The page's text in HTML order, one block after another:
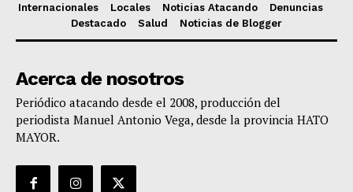
Internacionales
Locales Noticias Atacando
Denuncias
Destacado
Salud Noticias de Blogger
Acerca de nosotros
Periódico atacando desde el 2008, producción del
periodista Manuel Antonio Vega, desde la provincia HATO
MAYOR.